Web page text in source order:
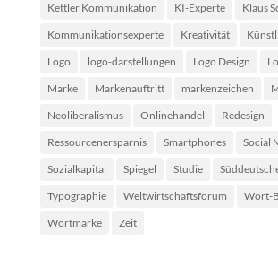
Kettler Kommunikation
KI-Experte
Klaus
Kommunikationsexperte
Kreativität
Logo
logo-darstellungen Logo Design
Marke
Markenauftritt markenzeichen
Neoliberalismus
Onlinehandel
Redesign
Ressourcenersparnis
Smartphones
Social
Sozialkapital
Spiegel Studie
Typographie
Weltwirtschaftsforum
Wort-
Wortmarke
Zeit